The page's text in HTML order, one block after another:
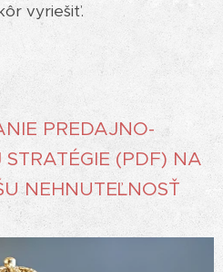
vyriešiť.
PREDAJNO-
(PDF) NA
NEHNUTEĽNOSŤ